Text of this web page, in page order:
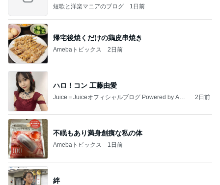
短歌と洋楽マニアのブログ 1日前
帰宅後焼くだけの鶏皮串焼き
Amebaトピックス 2日前
ハロ！コン 工藤由愛
Juice＝Juiceオフィシャルブログ Powered by Ame
2日前
不眠もあり満身創痍な私の体
Amebaトピックス 1日前
絆